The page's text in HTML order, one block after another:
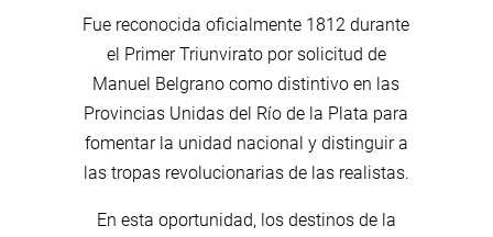
Fue reconocida oficialmente 1812 durante
el Primer Triunvirato por solicitud de
Manuel Belgrano como distintivo en las
Provincias Unidas del Río de la Plata para
fomentar la unidad nacional y distinguir a
las tropas revolucionarias de las realistas.
En esta oportunidad, los destinos de la